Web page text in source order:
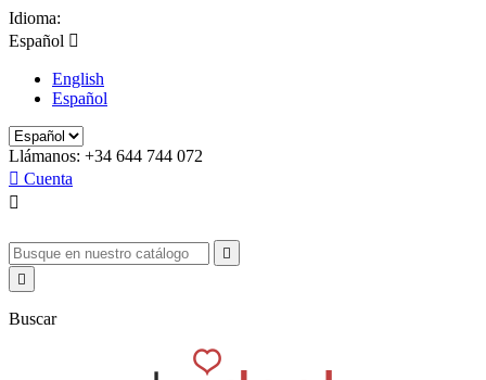
Idioma:
Español 
English
Español
Llámanos: +34 644 744 072
 Cuenta



Buscar